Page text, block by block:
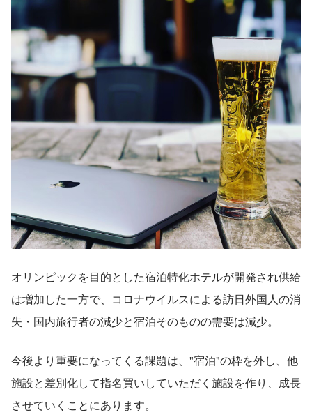
オリンピックを目的とした宿泊特化ホテルが開発され供給
は増加した一方で、コロナウイルスによる訪日外国人の消
失・国内旅行者の減少と宿泊そのものの需要は減少。
今後より重要になってくる課題は、"宿泊"の枠を外し、他
施設と差別化して指名買いしていただく施設を作り、成長
させていくことにあります。